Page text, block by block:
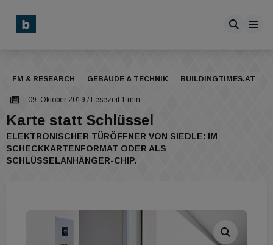
FM & RESEARCH GEBÄUDE & TECHNIK BUILDINGTIMES.AT
09. Oktober 2019 / Lesezeit 1 min
Karte statt Schlüssel
ELEKTRONISCHER TÜRÖFFNER VON SIEDLE: IM
SCHECKKARTENFORMAT ODER ALS
SCHLÜSSELANHÄNGER-CHIP.